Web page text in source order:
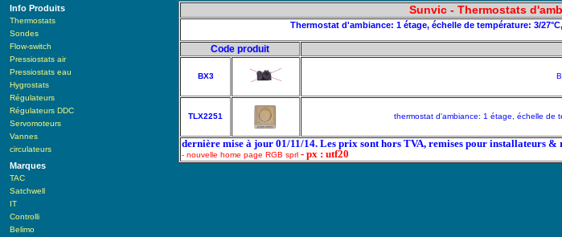
Info Produits
Thermostats
Sondes
Flow-switch
Pressiostats air
Pressiostats eau
Hygrostats
Régulateurs
Régulateurs DDC
Servomoteurs
Vannes
circulateurs
Marques
TAC
Satchwell
IT
Controlli
Belimo
Sunvic - Thermostats
Thermostat d'ambiance: 1 étage, échelle de température: 3/
Code produit
BX3
TLX2251 thermostat d'ambiance: 1 étage, échelle de
dernière mise à jour 01/11/14. Les prix sont hors TVA, remises pour installateurs &
- nouvelle home page RGB sprl - px : utf20